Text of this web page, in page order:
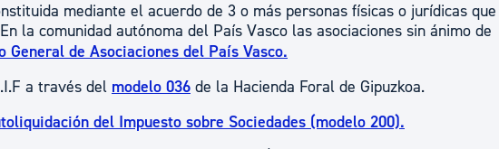
mediante el acuerdo de 3 o más personas físicas o jurídicas que
la comunidad autónoma del País Vasco las asociaciones sin ánimo de
General de Asociaciones del País Vasco.
a través del modelo 036 de la Hacienda Foral de Gipuzkoa.
del Impuesto sobre Sociedades (modelo 200).